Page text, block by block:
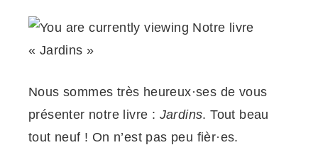
Nous sommes très heureux·ses de vous
présenter notre livre : Jardins. Tout beau
tout neuf ! On n’est pas peu fièr·es.